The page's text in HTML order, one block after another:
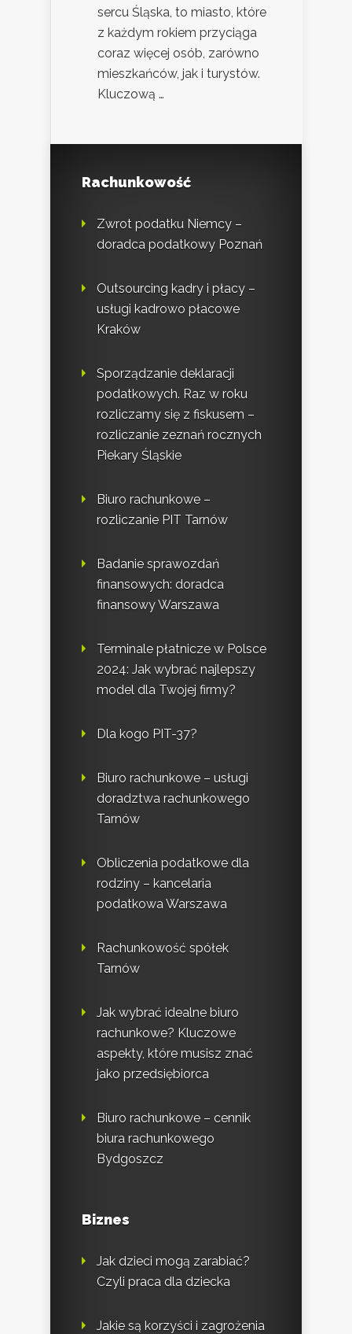
sercu Śląska, to miasto, które
z każdym rokiem przyciąga
coraz więcej osób, zarówno
mieszkańców, jak i turystów.
Kluczową …
Rachunkowość
Zwrot podatku Niemcy –
doradca podatkowy Poznań
Outsourcing kadry i płacy –
usługi kadrowo płacowe
Kraków
Sporządzanie deklaracji
podatkowych. Raz w roku
rozliczamy się z fiskusem –
rozliczanie zeznań rocznych
Piekary Śląskie
Biuro rachunkowe –
rozliczanie PIT Tarnów
Badanie sprawozdań
finansowych: doradca
finansowy Warszawa
Terminale płatnicze w Polsce
2024: Jak wybrać najlepszy
model dla Twojej firmy?
Dla kogo PIT-37?
Biuro rachunkowe – usługi
doradztwa rachunkowego
Tarnów
Obliczenia podatkowe dla
rodziny – kancelaria
podatkowa Warszawa
Rachunkowość spółek
Tarnów
Jak wybrać idealne biuro
rachunkowe? Kluczowe
aspekty, które musisz znać
jako przedsiębiorca
Biuro rachunkowe – cennik
biura rachunkowego
Bydgoszcz
Biznes
Jak dzieci mogą zarabiać?
Czyli praca dla dziecka
Jakie są korzyści i zagrożenia